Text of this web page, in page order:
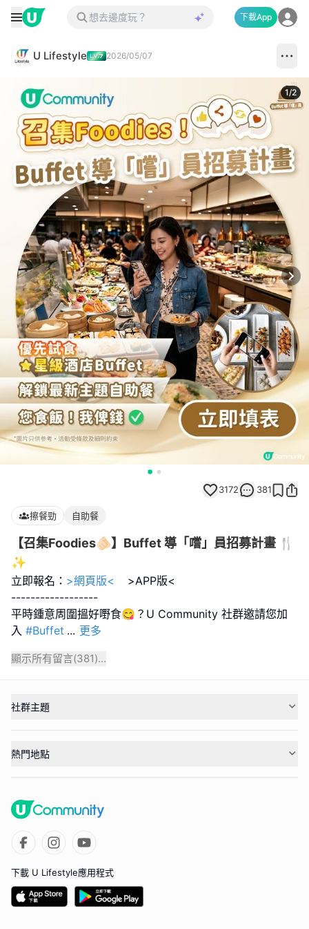
下載App
U Lifestyle 2026/05/07
1/2
3172 381
擦餐勁 自助餐
【召集Foodies🫵🏻】Buffet 導「嚐」員招募計畫 🍴
✨
立即報名： >網頁版<
>APP版<
------------------
平時鍾意周圍搵好嘢食😋？U Community 社群邀請您加
入 #Buffet ... 更多
顯示所有留言(381)...
社群主題
熱門地點
下載 U Lifestyle應用程式